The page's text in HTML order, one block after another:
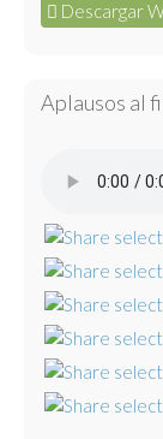
Descargar
Aplausos al